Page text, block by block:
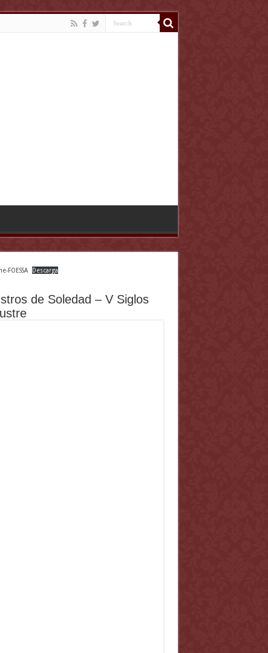
FOESSA Descarga
de Soledad – V Siglos